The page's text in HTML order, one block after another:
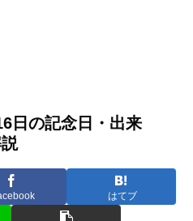
日の記念日・出来
はてブ